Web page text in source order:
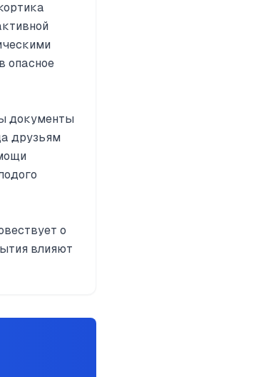
опасное
документы
друзьям
о
влияют